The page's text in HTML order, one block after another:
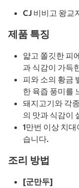
CJ 비비고 왕교
제품 특징
얇고 쫄깃한 피
과 식감이 가득
피와 소의 황금
한 육즙 풍미를
돼지고기와 각
의 맛과 식감이
1만번 이상 치
습니다.
조리 방법
[군만두]